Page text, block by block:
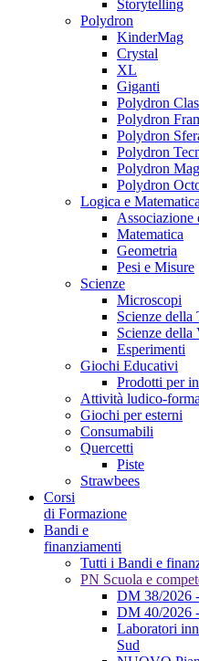
Storytelling
Polydron
KinderMag
Crystal
XL
Giganti
Polydron
Polydron
Polydron
Polydron
Polydron
Polydron
Logica e Matematica
Associazione
Matematica
Geometria
Pesi e Misure
Scienze
Microscopi
Scienze della
Scienze della
Esperimenti
Giochi Educativi
Prodotti per
Attività ludico-
Giochi per esterni
Consumabili
Quercetti
Piste
Strawbees
Corsi
di Formazione
Bandi e
finanziamenti
Tutti i Bandi e
PN Scuola e
DM 38/2026
DM 40/2026
Laboratori
Sud